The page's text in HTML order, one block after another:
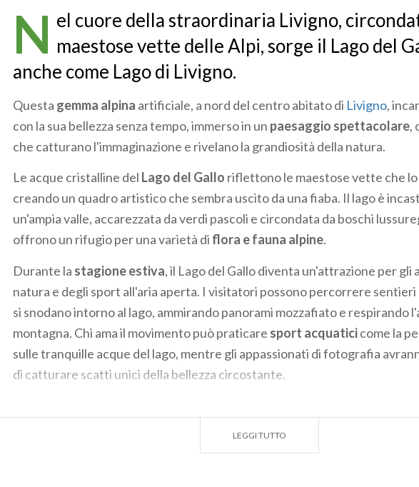
N el cuore della straordinaria Livigno,
maestose vette delle Alpi, sorge il Lago del
anche come Lago di Livigno.
Questa gemma alpina artificiale, a nord del centro abitato di Livigno,
con la sua bellezza senza tempo, immerso in un paesaggio spettacolare,
che catturano l'immaginazione e rivelano la grandiosità della natura.
Le acque cristalline del Lago del Gallo riflettono le maestose vette che
creando un quadro artistico che sembra uscito da una fiaba. Il lago è
un'ampia valle, accarezzata da verdi pascoli e circondata da boschi
offrono un rifugio per una varietà di flora e fauna alpine.
Durante la stagione estiva, il Lago del Gallo diventa un'attrazione per gli
natura e degli sport all'aria aperta. I visitatori possono percorrere sentieri
si snodano intorno al lago, ammirando panorami mozzafiato e respirando
montagna. Chi ama il movimento può praticare sport acquaticicome la
sulle tranquille acque del lago, mentre gli appassionati di fotografia
di catturare scatti unici della bellezza circostante.
LEGGI TUTTO